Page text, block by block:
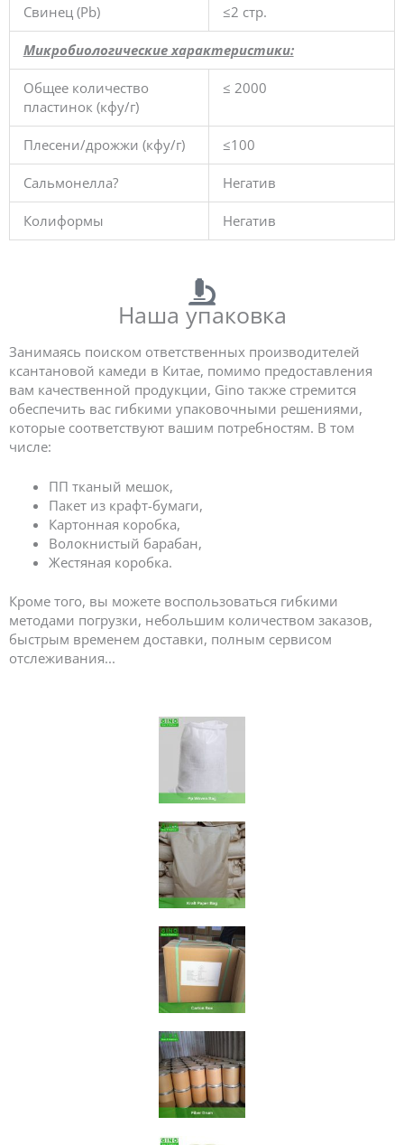
Свинец (Pb) ≤2 стр.
Микробиологические характеристики:
Общее количество
пластинок (кфу/г)
≤ 2000
Плесени/дрожжи (кфу/г) ≤100
Сальмонелла? Негатив
Колиформы Негатив
Наша упаковка
Занимаясь поиском ответственных производителей
ксантановой камеди в Китае, помимо предоставления
вам качественной продукции, Gino также стремится
обеспечить вас гибкими упаковочными решениями,
которые соответствуют вашим потребностям. В том
числе:
ПП тканый мешок,
Пакет из крафт-бумаги,
Картонная коробка,
Волокнистый барабан,
Жестяная коробка.
Кроме того, вы можете воспользоваться гибкими
методами погрузки, небольшим количеством заказов,
быстрым временем доставки, полным сервисом
отслеживания...